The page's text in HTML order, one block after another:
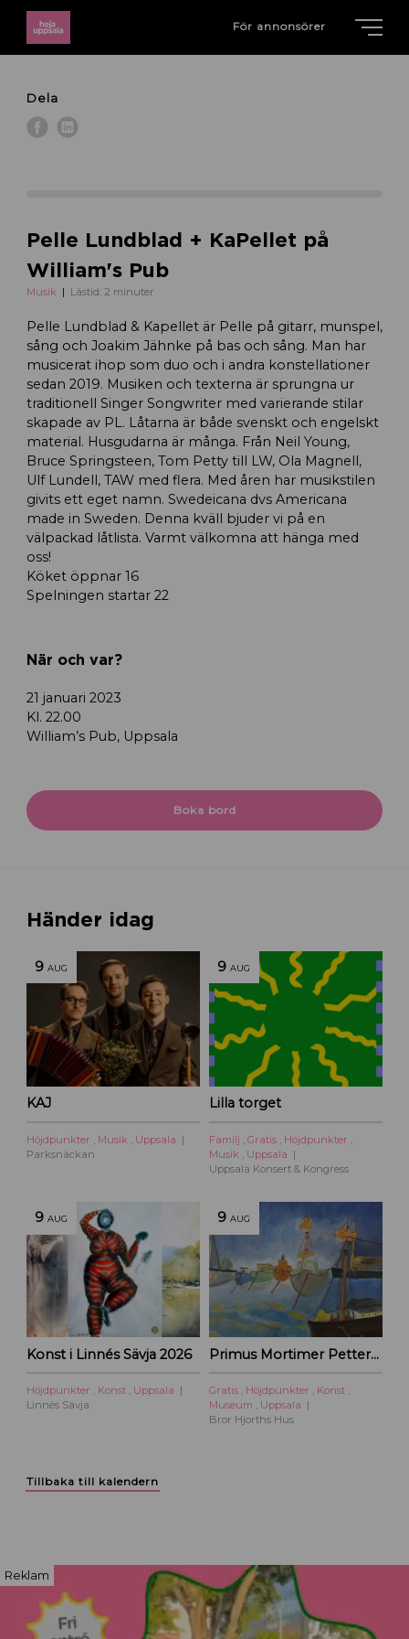
För annonsörer
Dela
Pelle Lundblad + KaPellet på
William's Pub
Musik Lästid: 2 minuter
Pelle Lundblad & Kapellet är Pelle på gitarr, munspel,
sång och Joakim Jähnke på bas och sång. Man har
musicerat ihop som duo och i andra konstellationer
sedan 2019. Musiken och texterna är sprungna ur
traditionell Singer Songwriter med varierande stilar
skapade av PL. Låtarna är både svenskt och engelskt
material. Husgudarna är många. Från Neil Young,
Bruce Springsteen, Tom Petty till LW, Ola Magnell,
Ulf Lundell, TAW med flera. Med åren har musikstilen
givits ett eget namn. Swedeicana dvs Americana
made in Sweden. Denna kväll bjuder vi på en
välpackad låtlista. Varmt välkomna att hänga med
oss!
Köket öppnar 16
Spelningen startar 22
När och var?
21 januari 2023
Kl. 22.00
William’s Pub, Uppsala
Boka bord
Händer idag
9 AUG
KAJ
Höjdpunkter Musik
Uppsala
Parksnäckan
9 AUG
Lilla torget
Familj Gratis Höjdpunkter
Musik
Uppsala
Uppsala Konsert & Kongress
9 AUG
Konst i Linnés Sävja 2026
Höjdpunkter , Konst , Uppsala
Linnés Sävja
9 AUG
Primus Mortimer Pettersson
Gratis , Höjdpunkter , Konst ,
Museum , Uppsala
Bror Hjorths Hus
Tillbaka till kalendern
Reklam